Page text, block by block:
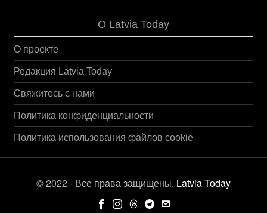
О Latvia Today
О проекте
Редакция Latvia Today
Свяжитесь с нами
Политика конфиденциальности
Политика использования файлов cookie
© 2022 - Все права защищены. Latvia Today